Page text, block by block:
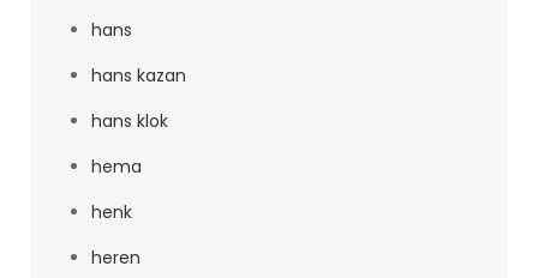
hans
hans kazan
hans klok
hema
henk
heren